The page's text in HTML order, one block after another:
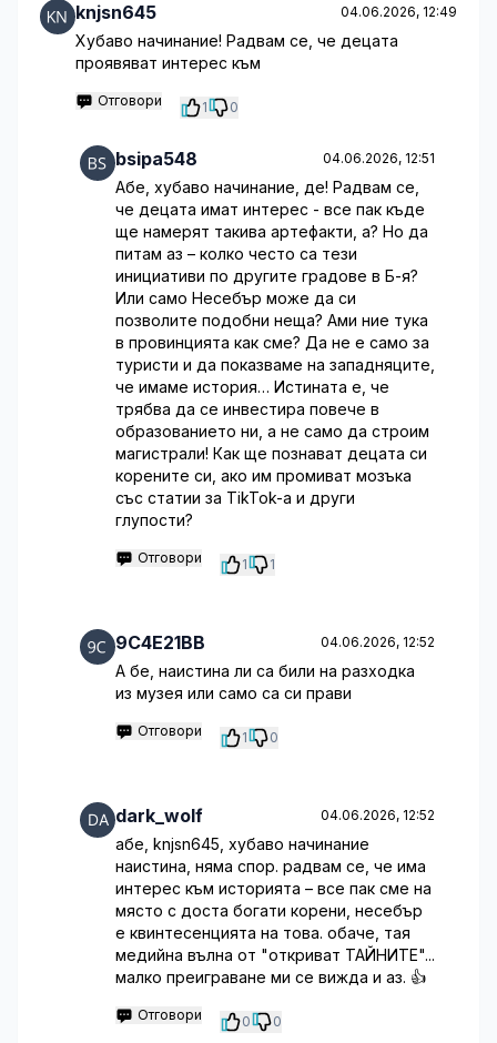
knjsn645 04.06.2026, 12:49
Хубаво начинание! Радвам се, че децата
проявяват интерес към
Отговори 1 0
bsipa548 04.06.2026, 12:51
Абе, хубаво начинание, де! Радвам се,
че децата имат интерес - все пак къде
ще намерят такива артефакти, а? Но да
питам аз – колко често са тези
инициативи по другите градове в Б-я?
Или само Несебър може да си
позволите подобни неща? Ами ние тука
в провинцията как сме? Да не е само за
туристи и да показваме на западняците,
че имаме история… Истината е, че
трябва да се инвестира повече в
образованието ни, а не само да строим
магистрали! Как ще познават децата си
корените си, ако им промиват мозъка
със статии за TikTok-а и други
глупости?
Отговори 1 1
9C4E21BB 04.06.2026, 12:52
А бе, наистина ли са били на разходка
из музея или само са си прави
Отговори 1 0
dark_wolf 04.06.2026, 12:52
абе, knjsn645, хубаво начинание
наистина, няма спор. радвам се, че има
интерес към историята – все пак сме на
място с доста богати корени, несебър
е квинтесенцията на това. обаче, тая
медийна вълна от "откриват ТАЙНИТЕ"...
малко преиграване ми се вижда и аз. 👍
Отговори 0 0